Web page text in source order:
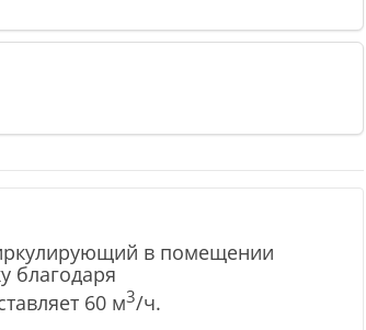
в помещении
благодаря
60 м3/ч.